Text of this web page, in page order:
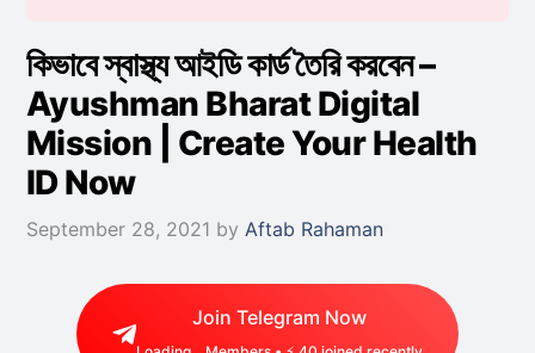
কিভাবে স্বাস্থ্য আইডি কার্ড তৈরি করবেন –
Ayushman Bharat Digital
Mission | Create Your Health
ID Now
September 28, 2021 by Aftab Rahaman
Join Telegram Now